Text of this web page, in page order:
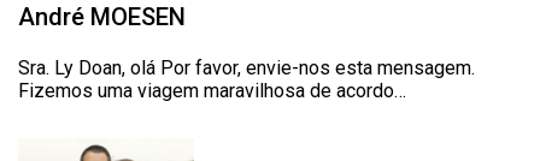
André MOESEN
Sra. Ly Doan, olá Por favor, envie-nos esta mensagem.
Fizemos uma viagem maravilhosa de acordo…